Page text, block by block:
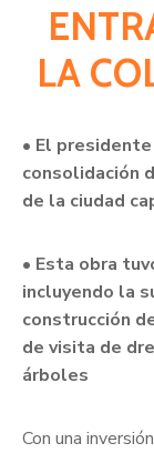
LA
• El
consolidación
de la ciudad
• Esta obra
incluyendo la
construcción
de visita de
árboles
Con una